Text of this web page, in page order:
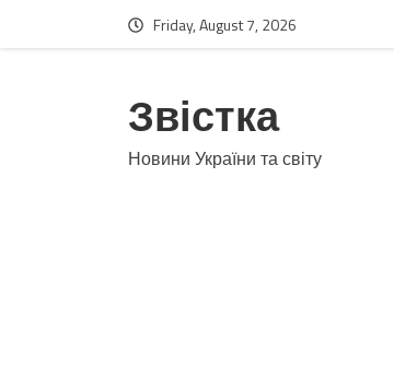
Friday, August 7, 2026
Звістка
Новини України та світу